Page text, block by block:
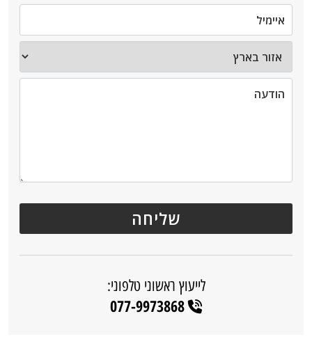
לייעוץ ראשוני טלפוני:
077-9973868